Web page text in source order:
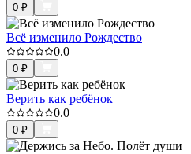
0 ₽
Всё изменило Рождество
0.0
0 ₽
Верить как ребёнок
0.0
0 ₽